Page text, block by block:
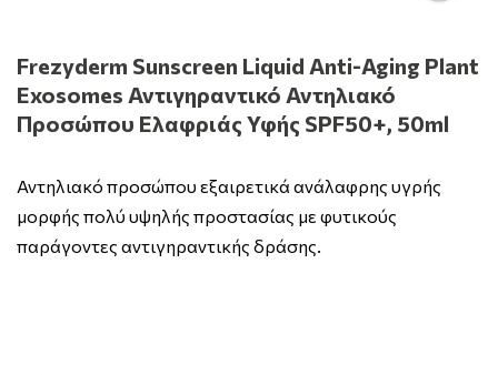
Frezyderm Sunscreen Liquid Anti-Aging Plant
Exosomes Αντιγηραντικό Αντηλιακό
Προσώπου Ελαφριάς Υφής SPF50+, 50ml
Αντηλιακό προσώπου εξαιρετικά ανάλαφρης υγρής
μορφής πολύ υψηλής προστασίας με φυτικούς
παράγοντες αντιγηραντικής δράσης.